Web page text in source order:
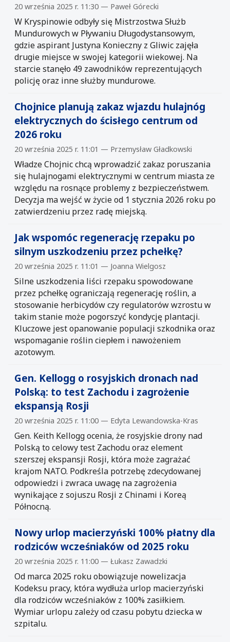
20 września 2025 r. 11:30 — Paweł Górecki
W Kryspinowie odbyły się Mistrzostwa Służb
Mundurowych w Pływaniu Długodystansowym,
gdzie aspirant Justyna Konieczny z Gliwic zajęła
drugie miejsce w swojej kategorii wiekowej. Na
starcie stanęło 49 zawodników reprezentujących
policję oraz inne służby mundurowe.
Chojnice planują zakaz wjazdu hulajnóg
elektrycznych do ścisłego centrum od
2026 roku
20 września 2025 r. 11:01 — Przemysław Gładkowski
Władze Chojnic chcą wprowadzić zakaz poruszania
się hulajnogami elektrycznymi w centrum miasta ze
względu na rosnące problemy z bezpieczeństwem.
Decyzja ma wejść w życie od 1 stycznia 2026 roku po
zatwierdzeniu przez radę miejską.
Jak wspomóc regenerację rzepaku po
silnym uszkodzeniu przez pchełkę?
20 września 2025 r. 11:01 — Joanna Wielgosz
Silne uszkodzenia liści rzepaku spowodowane
przez pchełkę ograniczają regenerację roślin, a
stosowanie herbicydów czy regulatorów wzrostu w
takim stanie może pogorszyć kondycję plantacji.
Kluczowe jest opanowanie populacji szkodnika oraz
wspomaganie roślin ciepłem i nawożeniem
azotowym.
Gen. Kellogg o rosyjskich dronach nad
Polską: to test Zachodu i zagrożenie
ekspansją Rosji
20 września 2025 r. 11:00 — Edyta Lewandowska-Kras
Gen. Keith Kellogg ocenia, że rosyjskie drony nad
Polską to celowy test Zachodu oraz element
szerszej ekspansji Rosji, która może zagrażać
krajom NATO. Podkreśla potrzebę zdecydowanej
odpowiedzi i zwraca uwagę na zagrożenia
wynikające z sojuszu Rosji z Chinami i Koreą
Północną.
Nowy urlop macierzyński 100% płatny dla
rodziców wcześniaków od 2025 roku
20 września 2025 r. 11:00 — Łukasz Zawadzki
Od marca 2025 roku obowiązuje nowelizacja
Kodeksu pracy, która wydłuża urlop macierzyński
dla rodziców wcześniaków z 100% zasiłkiem.
Wymiar urlopu zależy od czasu pobytu dziecka w
szpitalu.